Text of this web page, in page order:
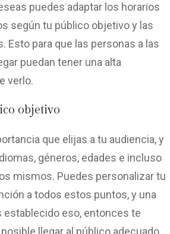
puedes adaptar los horarios
según tu público objetivo y las
Esto para que las personas a las
puedan tener una alta
verlo.
objetivo
que elijas a tu audiencia, y
géneros, edades e incluso
mismos. Puedes personalizar tu
a todos estos puntos, y una
establecido eso, entonces te
llegar al público adecuado.